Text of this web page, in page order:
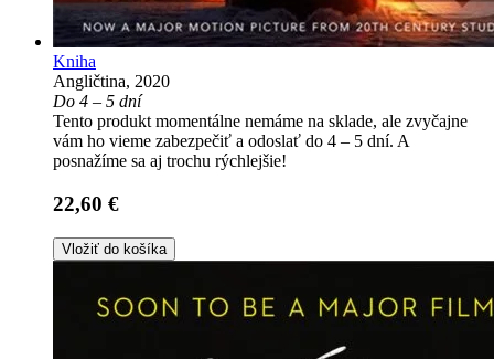
Kniha
Angličtina, 2020
Do 4 – 5 dní
Tento produkt momentálne nemáme na sklade, ale zvyčajne
vám ho vieme zabezpečiť a odoslať do 4 – 5 dní. A
posnažíme sa aj trochu rýchlejšie!
22,60 €
Vložiť do košíka